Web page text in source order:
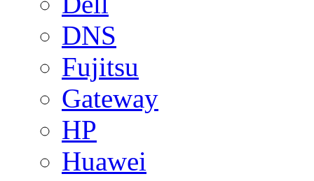
DNS
Fujitsu
Gateway
HP
Huawei